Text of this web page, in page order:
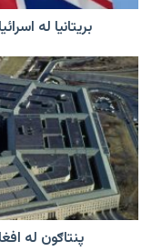
بریتانیا له
پنتاګون
له
افغانستانه
د
امریکا
د
وتلو
بهیر
څیړي
پنتاګون له